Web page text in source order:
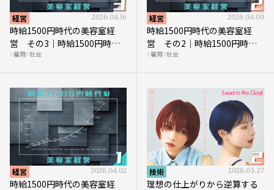
経営 2026.04.16
時給1500円時代の美容室経
営 その3｜時給1500円時
代、美容業はどのような影響
雇用 社会
経営 2026.04.09
時給1500円時代の美容室経
営 その2｜時給1500円時代
に支払う給与はいくらなのか
雇用 社会
経営 2026.04.02
時給1500円時代の美容室経
技術 2026.03.27
理想の仕上がりから逆算する